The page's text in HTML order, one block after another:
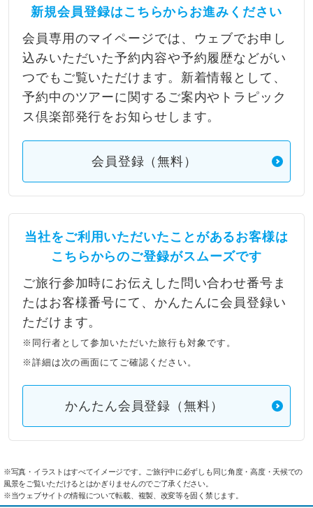
新規会員登録はこちらからお進みください
会員専用のマイページでは、ウェブでお申し
込みいただいた予約内容や予約履歴などがい
つでもご覧いただけます。新着情報として、
予約中のツアーに関するご案内やトラピック
ス倶楽部発行をお知らせします。
会員登録（無料）
当社をご利用いただいたことがあるお客様は
こちらからのご登録がスムーズです
ご旅行参加時にお伝えした問い合わせ番号ま
たはお客様番号にて、かんたんに会員登録い
ただけます。
※同行者として参加いただいた旅行も対象です。
※詳細は次の画面にてご確認ください。
かんたん会員登録（無料）
※写真・イラストはすべてイメージです。ご旅行中に必ずしも同じ角度・高度・天候での
風景をご覧いただけるとはかぎりませんのでご了承ください。
※当ウェブサイトの情報について転載、複製、改変等を固く禁じます。